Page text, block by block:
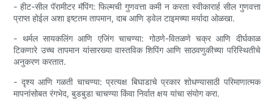
- हीट-सील पॅरामीटर मॅपिंग: फिल्मची गुणवत्ता कमी न करता स्वीकारार्ह सील गुणवत्ता
प्राप्त होईल अशा इष्टतम तापमान, दाब आणि ड्वेल टाइमच्या मर्यादा ओळखा.
- थर्मल सायकलिंग आणि एजिंग चाचण्या: गोठणे-वितळणे चक्र आणि दीर्घकाळ
टिकणारे उच्च तापमान यांसारख्या वास्तविक शिपिंग आणि साठवणुकीच्या परिस्थितीचे
अनुकरण करतात.
- दृश्य आणि गळती चाचण्या: प्रत्यक्ष बिघाडाचे प्रकार शोधण्यासाठी परिमाणात्मक
मापनांसोबत रंगभेद, बुडबुडा चाचण्या किंवा निर्वात क्षय यांचा संयोग करा.